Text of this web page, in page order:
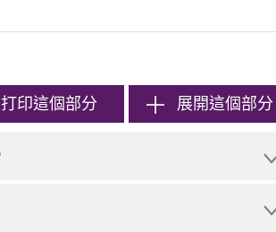
打印這個部分 展開這個部分